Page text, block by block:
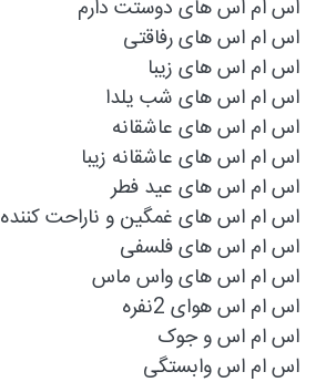
اس ام اس های دوستت دارم
اس ام اس های رفاقتی
اس ام اس های زیبا
اس ام اس های شب یلدا
اس ام اس های عاشقانه
اس ام اس های عاشقانه زیبا
اس ام اس های عید فطر
اس ام اس های غمگین و ناراحت کننده
اس ام اس های فلسفی
اس ام اس های واس ماس
اس ام اس هوای 2نفره
اس ام اس و جوک
اس ام اس وابستگی